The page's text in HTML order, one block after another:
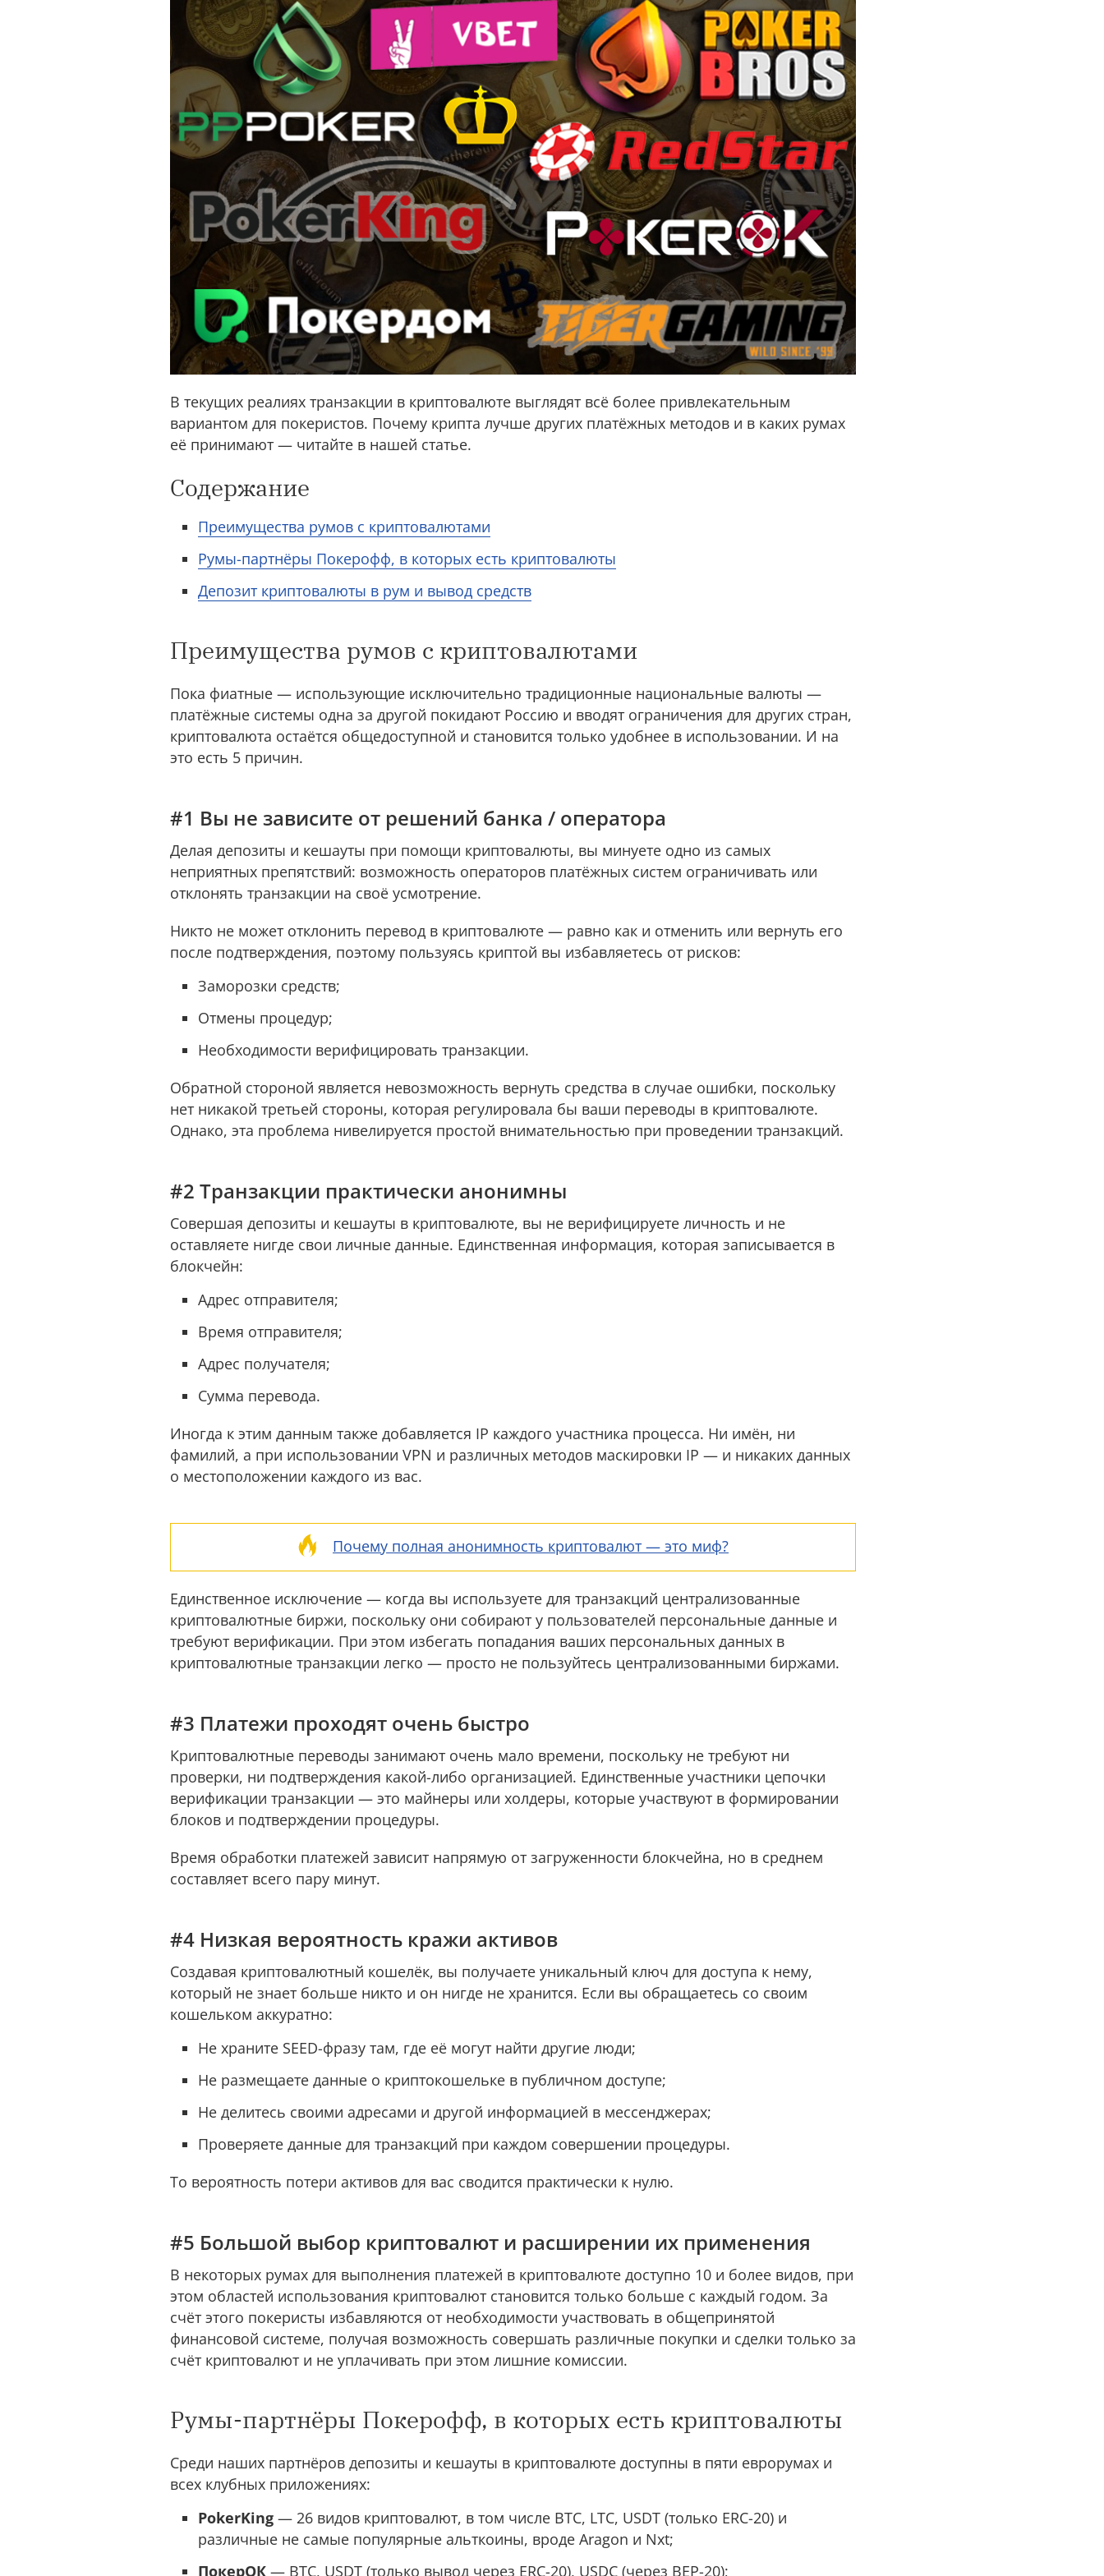
В текущих реалиях транзакции в криптовалюте выглядят всё более привлекательным
вариантом для покеристов. Почему крипта лучше других платёжных методов и в каких румах
её принимают — читайте в нашей статье.
Содержание
Преимущества румов с криптовалютами
Румы-партнёры Покерофф, в которых есть криптовалюты
Депозит криптовалюты в рум и вывод средств
Преимущества румов с криптовалютами
Пока фиатные — использующие исключительно традиционные национальные валюты —
платёжные системы одна за другой покидают Россию и вводят ограничения для других стран,
криптовалюта остаётся общедоступной и становится только удобнее в использовании. И на
это есть 5 причин.
#1 Вы не зависите от решений банка / оператора
Делая депозиты и кешауты при помощи криптовалюты, вы минуете одно из самых
неприятных препятствий: возможность операторов платёжных систем ограничивать или
отклонять транзакции на своё усмотрение.
Никто не может отклонить перевод в криптовалюте — равно как и отменить или вернуть его
после подтверждения, поэтому пользуясь криптой вы избавляетесь от рисков:
Заморозки средств;
Отмены процедур;
Необходимости верифицировать транзакции.
Обратной стороной является невозможность вернуть средства в случае ошибки, поскольку
нет никакой третьей стороны, которая регулировала бы ваши переводы в криптовалюте.
Однако, эта проблема нивелируется простой внимательностью при проведении транзакций.
#2 Транзакции практически анонимны
Совершая депозиты и кешауты в криптовалюте, вы не верифицируете личность и не
оставляете нигде свои личные данные. Единственная информация, которая записывается в
блокчейн:
Адрес отправителя;
Время отправителя;
Адрес получателя;
Сумма перевода.
Иногда к этим данным также добавляется IP каждого участника процесса. Ни имён, ни
фамилий, а при использовании VPN и различных методов маскировки IP — и никаких данных
о местоположении каждого из вас.
Почему полная анонимность криптовалют — это миф?
Единственное исключение — когда вы используете для транзакций централизованные
криптовалютные биржи, поскольку они собирают у пользователей персональные данные и
требуют верификации. При этом избегать попадания ваших персональных данных в
криптовалютные транзакции легко — просто не пользуйтесь централизованными биржами.
#3 Платежи проходят очень быстро
Криптовалютные переводы занимают очень мало времени, поскольку не требуют ни
проверки, ни подтверждения какой-либо организацией. Единственные участники цепочки
верификации транзакции — это майнеры или холдеры, которые участвуют в формировании
блоков и подтверждении процедуры.
Время обработки платежей зависит напрямую от загруженности блокчейна, но в среднем
составляет всего пару минут.
#4 Низкая вероятность кражи активов
Создавая криптовалютный кошелёк, вы получаете уникальный ключ для доступа к нему,
который не знает больше никто и он нигде не хранится. Если вы обращаетесь со своим
кошельком аккуратно:
Не храните SEED-фразу там, где её могут найти другие люди;
Не размещаете данные о криптокошельке в публичном доступе;
Не делитесь своими адресами и другой информацией в мессенджерах;
Проверяете данные для транзакций при каждом совершении процедуры.
То вероятность потери активов для вас сводится практически к нулю.
#5 Большой выбор криптовалют и расширении их применения
В некоторых румах для выполнения платежей в криптовалюте доступно 10 и более видов, при
этом областей использования криптовалют становится только больше с каждый годом. За
счёт этого покеристы избавляются от необходимости участвовать в общепринятой
финансовой системе, получая возможность совершать различные покупки и сделки только за
счёт криптовалют и не уплачивать при этом лишние комиссии.
Румы-партнёры Покерофф, в которых есть криптовалюты
Среди наших партнёров депозиты и кешауты в криптовалюте доступны в пяти еврорумах и
всех клубных приложениях:
PokerKing — 26 видов криптовалют, в том числе BTC, LTC, USDT (только ERC-20) и
различные не самые популярные альткоины, вроде Aragon и Nxt;
ПокерОК — BTC, USDT (только вывод через ERC-20), USDC (через BEP-20);